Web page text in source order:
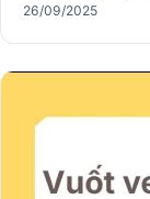
26/09/2025